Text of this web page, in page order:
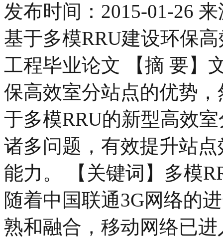
发布时间： 2015-01-26 来
基于多模RRU建设环保
工程毕业论文 【摘 要】
保高效室分站点的优势
于多模RRU的新型高效
诸多问题，有效提升站
能力。 【关键词】多模
随着中国联通3G网络的
熟和融合，移动网络已